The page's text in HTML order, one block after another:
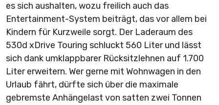
es sich aushalten, wozu freilich auch das
Entertainment-System beiträgt, das vor allem bei
Kindern für Kurzweile sorgt. Der Laderaum des
530d xDrive Touring schluckt 560 Liter und lässt
sich dank umklappbarer Rücksitzlehnen auf 1.700
Liter erweitern. Wer gerne mit Wohnwagen in den
Urlaub fährt, dürfte sich über die maximale
gebremste Anhängelast von satten zwei Tonnen